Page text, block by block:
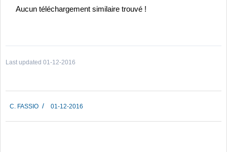
Aucun téléchargement similaire trouvé !
Last updated 01-12-2016
12-
01
C. FASSIO 01-12-2016